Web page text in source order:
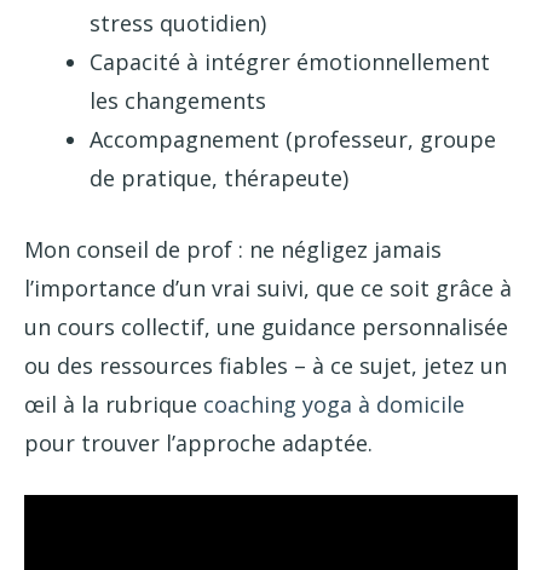
stress quotidien)
Capacité à intégrer émotionnellement
les changements
Accompagnement (professeur, groupe
de pratique, thérapeute)
Mon conseil de prof : ne négligez jamais
l’importance d’un vrai suivi, que ce soit grâce à
un cours collectif, une guidance personnalisée
ou des ressources fiables – à ce sujet, jetez un
œil à la rubrique coaching yoga à domicile
pour trouver l’approche adaptée.